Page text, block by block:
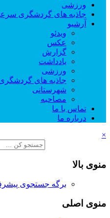
ورزشی
جاذبه های گردشگری
آرشیو
ویدئو
عکس
گزارش
یادداشت
ورزشی
جاذبه های
شهرستانی
مصاحبه
تماس با ما
درباره ما
×
منوی بالا
برگه جستجوی
منوی اصلی